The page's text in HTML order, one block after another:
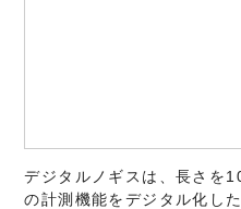
デジタルノギスは、長さを
の計測機能をデジタル化した